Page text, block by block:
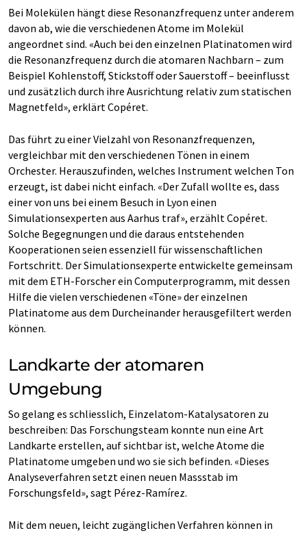
Bei Molekülen hängt diese Resonanzfrequenz unter anderem
davon ab, wie die verschiedenen Atome im Molekül
angeordnet sind. «Auch bei den einzelnen Platinatomen wird
die Resonanzfrequenz durch die atomaren Nachbarn – zum
Beispiel Kohlenstoff, Stickstoff oder Sauerstoff – beeinflusst
und zusätzlich durch ihre Ausrichtung relativ zum statischen
Magnetfeld», erklärt Copéret.
Das führt zu einer Vielzahl von Resonanzfrequenzen,
vergleichbar mit den verschiedenen Tönen in einem
Orchester. Herauszufinden, welches Instrument welchen Ton
erzeugt, ist dabei nicht einfach. «Der Zufall wollte es, dass
einer von uns bei einem Besuch in Lyon einen
Simulationsexperten aus Aarhus traf», erzählt Copéret.
Solche Begegnungen und die daraus entstehenden
Kooperationen seien essenziell für wissenschaftlichen
Fortschritt. Der Simulationsexperte entwickelte gemeinsam
mit dem ETH-Forscher ein Computerprogramm, mit dessen
Hilfe die vielen verschiedenen «Töne» der einzelnen
Platinatome aus dem Durcheinander herausgefiltert werden
können.
Landkarte der atomaren
Umgebung
So gelang es schliesslich, Einzelatom-Katalysatoren zu
beschreiben: Das Forschungsteam konnte nun eine Art
Landkarte erstellen, auf sichtbar ist, welche Atome die
Platinatome umgeben und wo sie sich befinden. «Dieses
Analyseverfahren setzt einen neuen Massstab im
Forschungsfeld», sagt Pérez-Ramírez.
Mit dem neuen, leicht zugänglichen Verfahren können in